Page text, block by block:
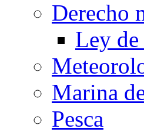
Derecho
Ley
Marina
Pesca